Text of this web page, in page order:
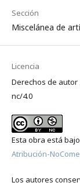
Sección
Miscelánea de
Licencia
Derechos de
nc/4.0
Esta obra está
Atribución-
Los autores